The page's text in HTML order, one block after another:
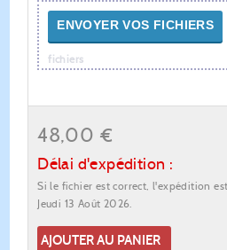
ENVOYER VOS FICHIERS
fichiers
48,00 €
Délai d'expédition :
Si le fichier est correct, l'expédition
Jeudi 13 Août 2026.
AJOUTER AU PANIER